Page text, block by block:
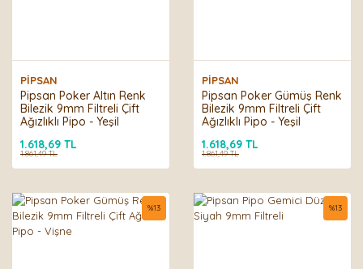
PİPSAN
Pipsan Poker Altın Renk
Bilezik 9mm Filtreli Çift
Ağızlıklı Pipo - Yeşil
1.618,69 TL
1.861,49 TL
PİPSAN
Pipsan Poker Gümüş Renk
Bilezik 9mm Filtreli Çift
Ağızlıklı Pipo - Yeşil
1.618,69 TL
1.861,49 TL
%13 %13